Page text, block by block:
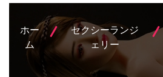
ホー
ム
セクシーランジ
ェリー